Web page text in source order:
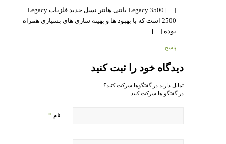
[…] Legacy 3500 بانتی هانتر نسل جدید فلزیاب Legacy
2500 است که با بهبود ها و بهینه سازی های بسیاری همراه
بوده […]
پاسخ
دیدگاه خود را ثبت کنید
تمایل دارید در گفتگوها شرکت کنید؟
در گفتگو ها شرکت کنید.
نام *